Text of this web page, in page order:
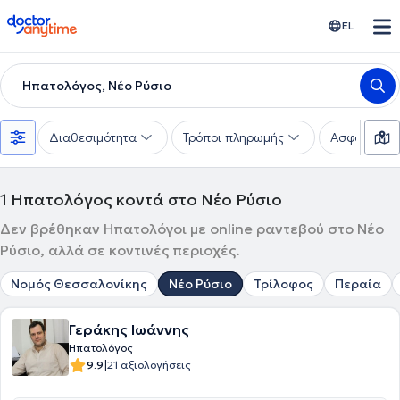
doctoranytime EL
Ηπατολόγος, Νέο Ρύσιο
Διαθεσιμότητα Τρόποι πληρωμής
1 Ηπατολόγος κοντά στο Νέο Ρύσιο
Δεν βρέθηκαν Ηπατολόγοι με online ραντεβού στο Νέο
Ρύσιο, αλλά σε κοντινές περιοχές.
Νομός Θεσσαλονίκης Νέο Ρύσιο Τρίλοφος Περαία
Γεράκης Ιωάννης
Ηπατολόγος
9.9|21 αξιολογήσεις